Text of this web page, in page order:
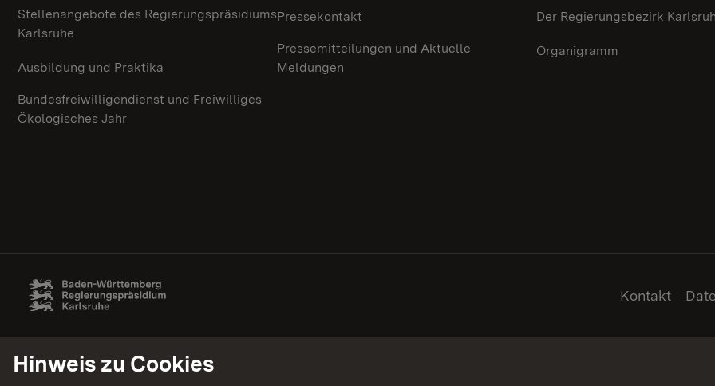
Stellenangebote des Regierungspräsidiums
Karlsruhe
Ausbildung und Praktika
Bundesfreiwilligendienst und Freiwilliges
Ökologisches Jahr
Pressekontakt
Pressemitteilungen und Aktuelle
Meldungen
Der Regierungsbezirk
Organigramm
Kontakt
Hinweis zu Cookies